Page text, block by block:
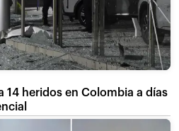
14 heridos en Colombia a días